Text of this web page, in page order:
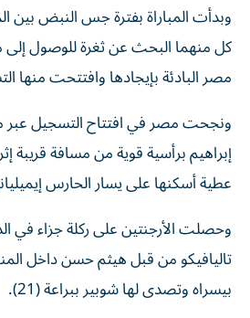
وبدأت المباراة بفترة جس النبض بين
كل منهما البحث عن ثغرة للوصول إلى
مصر البادئة بإيجادها وافتتحت منها
ونجحت مصر في افتتاح التسجيل عبر
إبراهيم برأسية قوية من مسافة قريبة
عطية أسكنها على يسار الحارس
تاليافيكو من قبل هيثم حسن داخل
بيسراه وتصدى لها شوبير ببراعة (21).